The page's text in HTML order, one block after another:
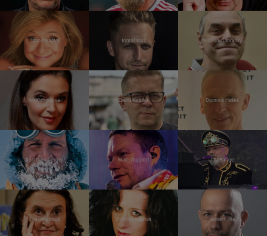
Jana Paulová Tomáš Klus Miroslav Táborský
Iva Kubelková David Netuka Dominik Hašek
Kurt Diemberger Matěj Ruppert Ota Balage
Eva Holubová Ester Kočičková Robert Jíša